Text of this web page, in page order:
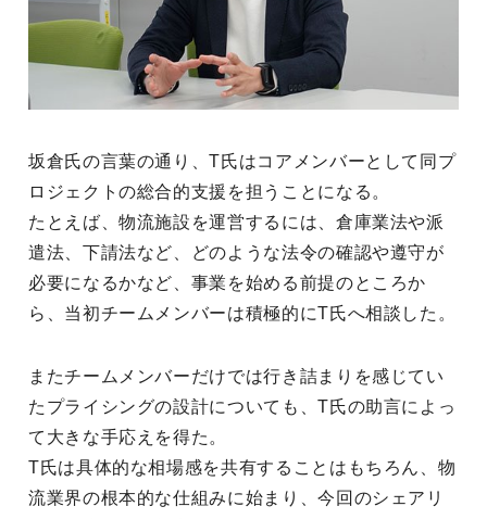
坂倉氏の言葉の通り、T氏はコアメンバーとして同プ
ロジェクトの総合的支援を担うことになる。
たとえば、物流施設を運営するには、倉庫業法や派
遣法、下請法など、どのような法令の確認や遵守が
必要になるかなど、事業を始める前提のところか
ら、当初チームメンバーは積極的にT氏へ相談した。
またチームメンバーだけでは行き詰まりを感じてい
たプライシングの設計についても、T氏の助言によっ
て大きな手応えを得た。
T氏は具体的な相場感を共有することはもちろん、物
流業界の根本的な仕組みに始まり、今回のシェアリ